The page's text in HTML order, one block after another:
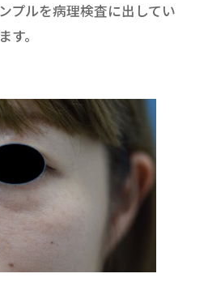
プルを病理検査に出してい
す。